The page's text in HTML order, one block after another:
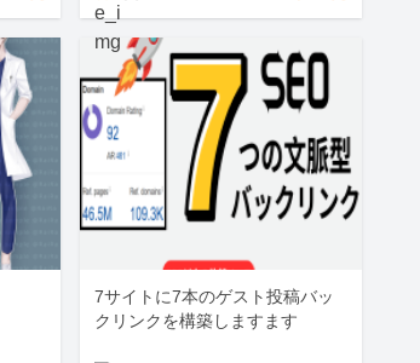
7サイトに7本のゲスト投稿バッ
クリンクを構築しますます